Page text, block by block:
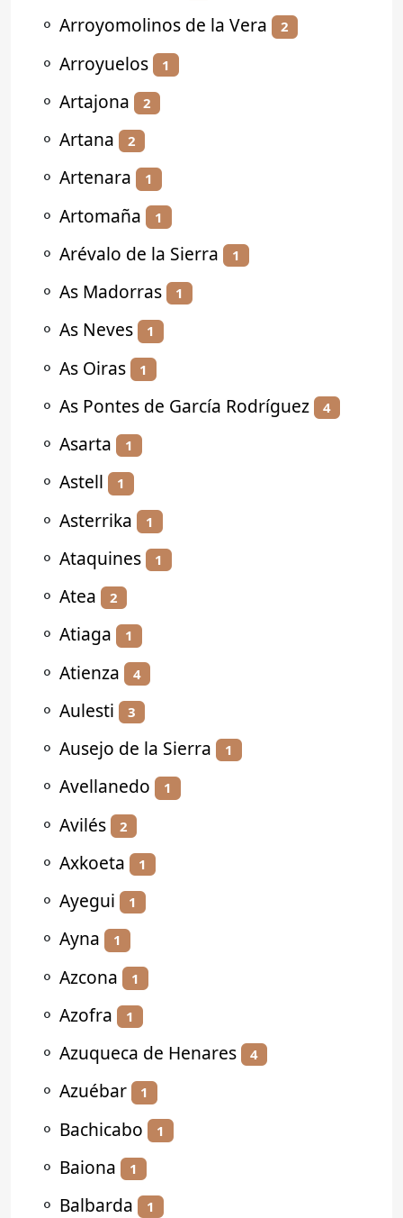
⚬ Arroyomolinos de la Vera 2
⚬ Arroyuelos 1
⚬ Artajona 2
⚬ Artana 2
⚬ Artenara 1
⚬ Artomaña 1
⚬ Arévalo de la Sierra 1
⚬ As Madorras 1
⚬ As Neves 1
⚬ As Oiras 1
⚬ As Pontes de García Rodríguez 4
⚬ Asarta 1
⚬ Astell 1
⚬ Asterrika 1
⚬ Ataquines 1
⚬ Atea 2
⚬ Atiaga 1
⚬ Atienza 4
⚬ Aulesti 3
⚬ Ausejo de la Sierra 1
⚬ Avellanedo 1
⚬ Avilés 2
⚬ Axkoeta 1
⚬ Ayegui 1
⚬ Ayna 1
⚬ Azcona 1
⚬ Azofra 1
⚬ Azuqueca de Henares 4
⚬ Azuébar 1
⚬ Bachicabo 1
⚬ Baiona 1
⚬ Balbarda 1